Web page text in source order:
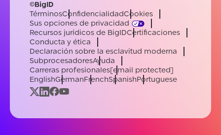
©BigID
TérminosConfidencialidadCookies
Sus opciones de privacidad
Recursos jurídicos de BigIDCertificaciones
Conducta y ética
Declaración sobre la esclavitud moderna
SubprocesadoresAyuda
Carreras profesionales[email protected]
EnglishGermanFrenchSpanishPortuguese